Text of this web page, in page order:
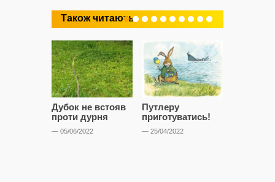
Також читають
Дубок не встояв
проти дурня
— 05/06/2022
Путлеру
приготуватись!
— 25/04/2022